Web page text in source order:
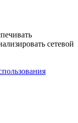
сетевой